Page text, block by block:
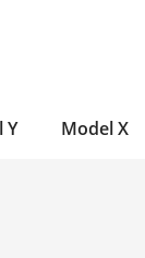
Y Model X